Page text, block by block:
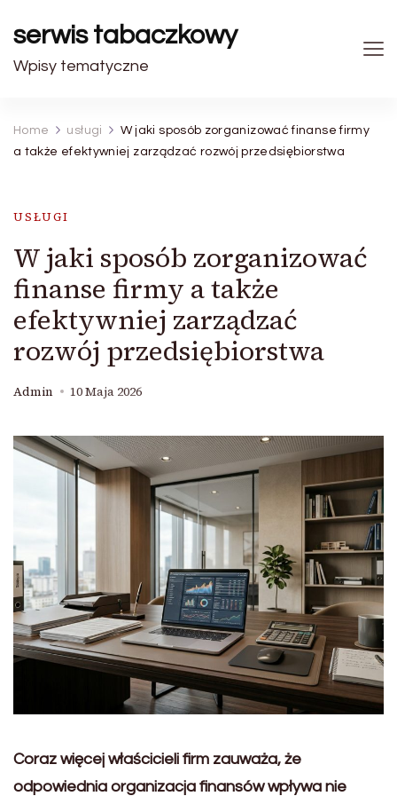
serwis tabaczkowy
Wpisy tematyczne
Home usługi
W jaki sposób zorganizować finanse firmy
a także efektywniej zarządzać rozwój przedsiębiorstwa
USŁUGI
W jaki sposób zorganizować
finanse firmy a także
efektywniej zarządzać
rozwój przedsiębiorstwa
Admin 10 Maja 2026
Coraz więcej właścicieli firm zauważa, że
odpowiednia organizacja finansów wpływa nie